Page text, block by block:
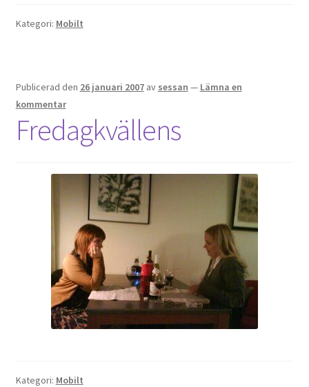
Kategori: Mobilt
Publicerad den 26 januari 2007 av sessan — Lämna en
kommentar
Fredagkvällens
Kategori: Mobilt